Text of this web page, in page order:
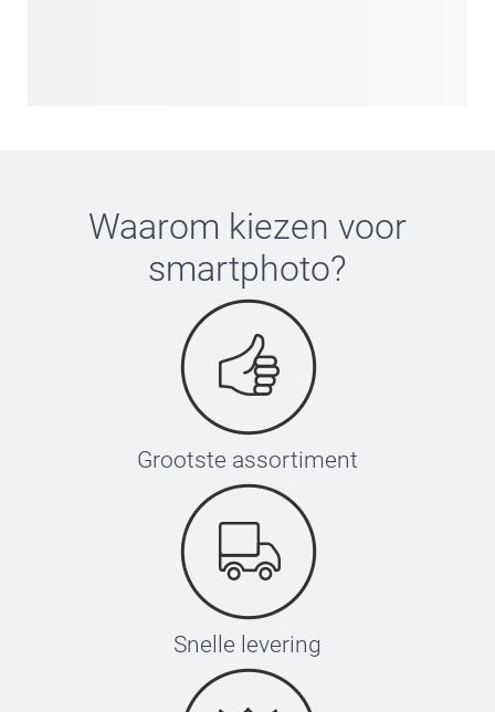
Waarom kiezen voor
smartphoto?
Grootste assortiment
Snelle levering